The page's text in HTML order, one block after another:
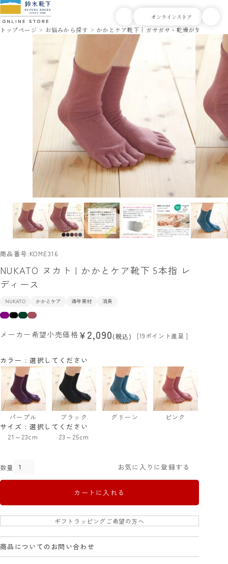
トップページ お悩みから探す かかとケア靴下｜ガサガサ・乾燥が気になる方
商品番号 KOME316
NUKATO ヌカト | かかとケア靴下 5本指 レ
ディース
NUKATO かかとケア 通年素材 消臭
メーカー希望小売価格 ¥2,090 税込 [19ポイント進呈 ]
サイズ 選択してください
21～23cm 23～25cm
カラー 選択してください
パープル ブラック グリーン ピンク
お気に入りに登録する
カートに入れる
ギフトラッピングご希望の方へ
商品についてのお問い合わせ